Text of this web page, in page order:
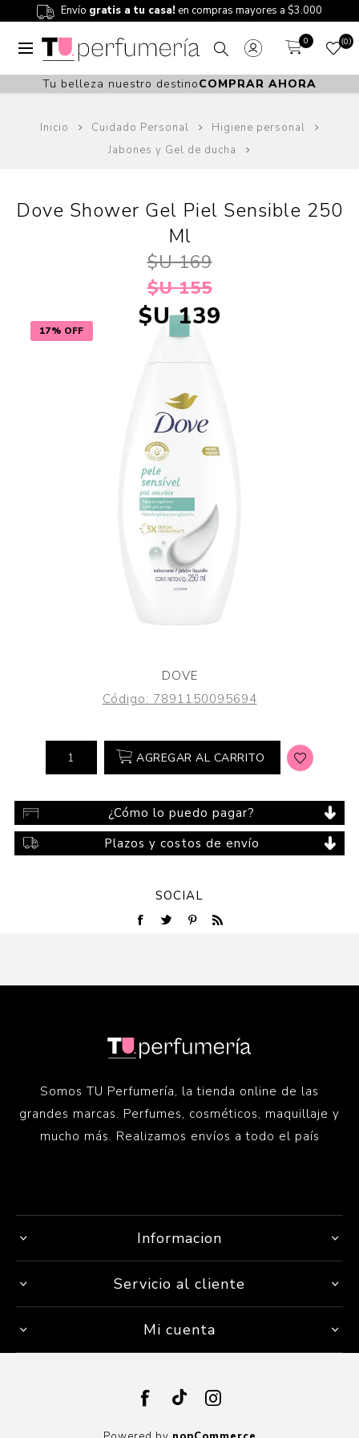
Envío gratis a tu casa! en compras mayores a $3.000
0 0
Tu belleza nuestro destinoCOMPRAR AHORA
Inicio Cuidado Personal
Higiene personal
Jabones y Gel de ducha
17% OFF
Dove Shower Gel Piel Sensible 250
Ml
$U 169
$U 155
$U 139
DOVE
Código: 7891150095694
AGREGAR AL CARRITO
¿Cómo lo puedo pagar?
Plazos y costos de envío
SOCIAL
Somos TU Perfumería, la tienda online de las
grandes marcas. Perfumes, cosméticos, maquillaje y
mucho más. Realizamos envíos a todo el país
Informacion
Servicio al cliente
Mi cuenta